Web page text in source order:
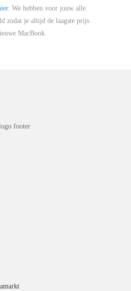
. We hebben voor jouw alle
zodat je altijd de laagste prijs
MacBook.